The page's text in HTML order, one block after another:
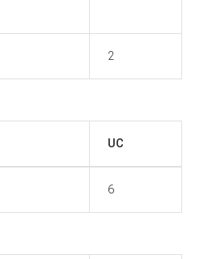
2
UC
6